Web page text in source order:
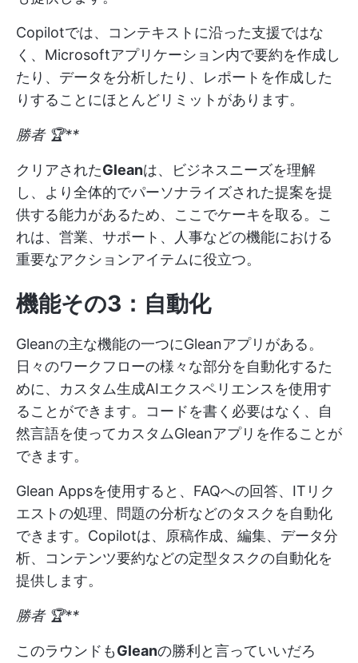
Copilotでは、コンテキストに沿った支援ではな
く、Microsoftアプリケーション内で要約を作成し
たり、データを分析したり、レポートを作成した
りすることにほとんどリミットがあります。
勝者 🏆**
クリアされたGleanは、ビジネスニーズを理解
し、より全体的でパーソナライズされた提案を提
供する能力があるため、ここでケーキを取る。こ
れは、営業、サポート、人事などの機能における
重要なアクションアイテムに役立つ。
機能その3：自動化
Gleanの主な機能の一つにGleanアプリがある。
日々のワークフローの様々な部分を自動化するた
めに、カスタム生成AIエクスペリエンスを使用す
ることができます。コードを書く必要はなく、自
然言語を使ってカスタムGleanアプリを作ることが
できます。
Glean Appsを使用すると、FAQへの回答、ITリク
エストの処理、問題の分析などのタスクを自動化
できます。Copilotは、原稿作成、編集、データ分
析、コンテンツ要約などの定型タスクの自動化を
提供します。
勝者 🏆**
このラウンドもGleanの勝利と言っていいだろ